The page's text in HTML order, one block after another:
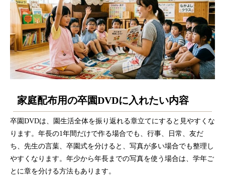
家庭配布用の卒園DVDに入れたい内容
卒園DVDは、園生活全体を振り返れる章立てにすると見やすくな
ります。年長の1年間だけで作る場合でも、行事、日常、友だ
ち、先生の言葉、卒園式を分けると、写真が多い場合でも整理し
やすくなります。年少から年長までの写真を使う場合は、学年ご
とに章を分ける方法もあります。